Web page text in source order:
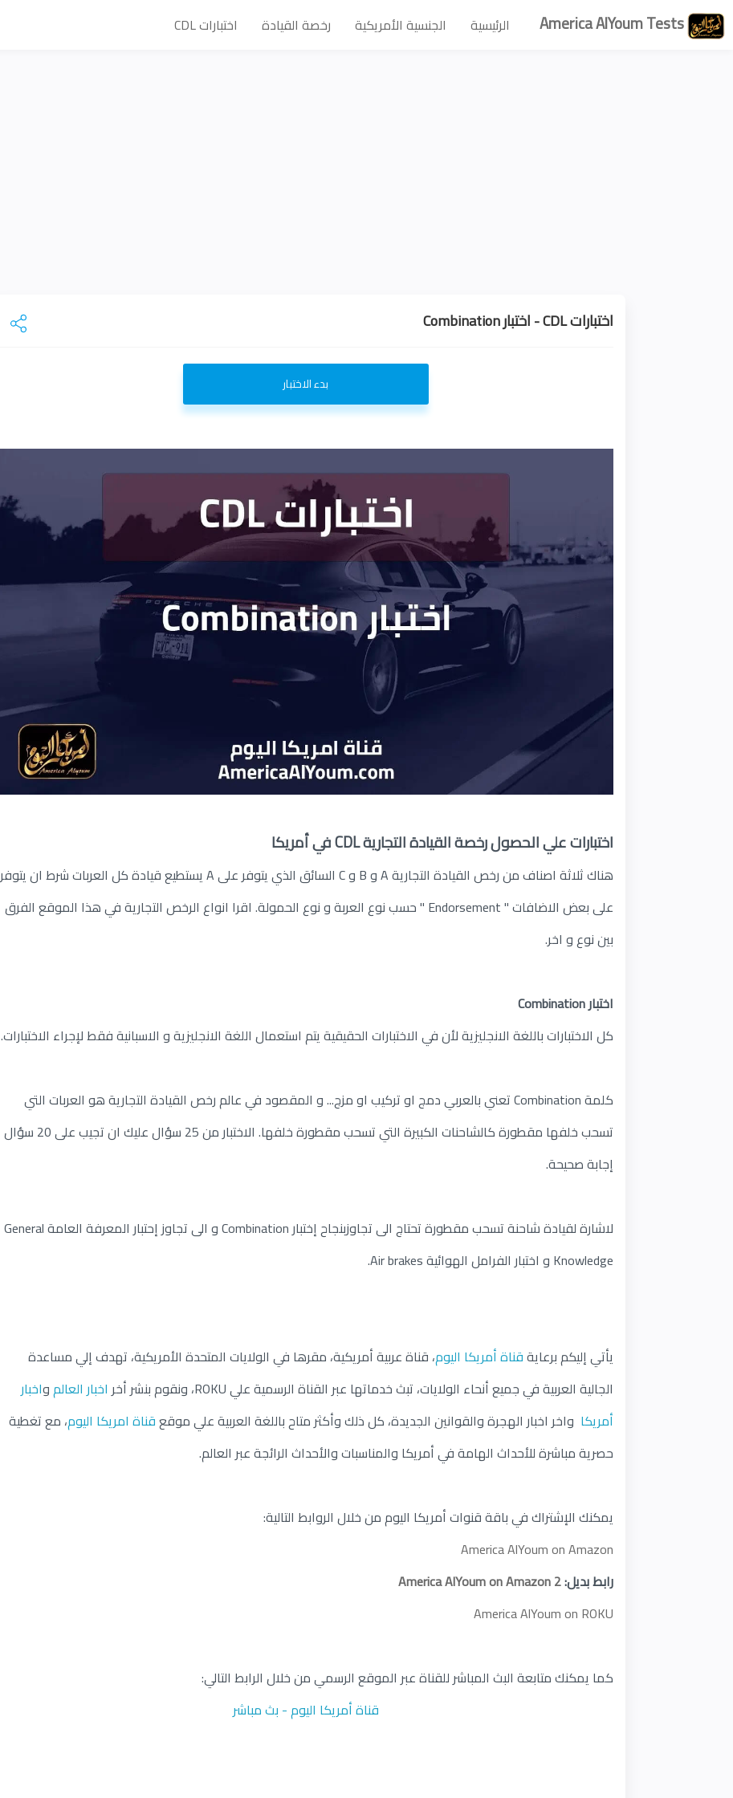
America AlYoum Tests اختبارات CDL رخصة القيادة الجنسية الأمريكية الرئيسية
اختبارات CDL - اختبار Combination
بدء الاختبار
اختبارات علي الحصول رخصة القيادة التجارية CDL في أمريكا
هناك ثلاثة اصناف من رخص القيادة التجارية A و B و C السائق الذي يتوفر على A يستطيع قيادة كل العربات شرط ان يتوفر
على بعض الاضافات " Endorsement " حسب نوع العربة و نوع الحمولة. اقرا انواع الرخص التجارية في هذا الموقع الفرق
بين نوع و اخر.
اختبار Combination
كل الاختبارات باللغة الانجليزية لأن في الاختبارات الحقيقية يتم استعمال اللغة الانجليزية و الاسبانية فقط لإجراء الاختبارات.
كلمة Combination تعني بالعربي دمج او تركيب او مزج... و المقصود في عالم رخص القيادة التجارية هو العربات التي
تسحب خلفها مقطورة كالشاحنات الكبيرة التي تسحب مقطورة خلفها. الاختبار من 25 سؤال عليك ان تجيب على 20 سؤال
إجابة صحيحة.
لاشارة لقيادة شاحنة تسحب مقطورة تحتاج الى تجاوزبنجاح إختبار Combination و الى تجاوز إحتبار المعرفة العامة General
Knowledge و اختبار الفرامل الهوائية Air brakes.
يأتي إليكم برعايةقناة أمريكا اليوم، قناة عربية أمريكية، مقرها في الولايات المتحدة الأمريكية، تهدف إلي مساعدة
الجالية العربية في جميع أنحاء الولايات، تبث خدماتها عبر القناة الرسمية علي ROKU، ونقوم بنشر أخر
اخبار العالمواخبار
أمريكا واخر اخبار الهجرة والقوانين الجديدة، كل ذلك وأكثر متاح باللغة العربية علي موقعقناة امريكا اليوم، مع تغطية
حصرية مباشرة للأحداث الهامة في أمريكا والمناسبات والأحداث الرائجة عبر العالم.
يمكنك الإشتراك في باقة قنوات أمريكا اليوم من خلال الروابط التالية:
America AlYoum on Amazon
رابط بديل:America AlYoum on Amazon 2
America AlYoum on ROKU
كما يمكنك متابعة البث المباشر للقناة عبر الموقع الرسمي من خلال الرابط التالي:
قناة أمريكا اليوم - بث مباشر